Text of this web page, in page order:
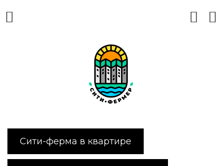
Сити-ферма в квартире